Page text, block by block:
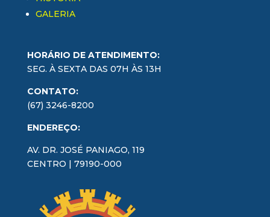
GALERIA
HORÁRIO DE ATENDIMENTO:
SEG. À SEXTA DAS 07H ÀS 13H
CONTATO:
(67) 3246-8200
ENDEREÇO:
AV. DR. JOSÉ PANIAGO, 119
CENTRO | 79190-000